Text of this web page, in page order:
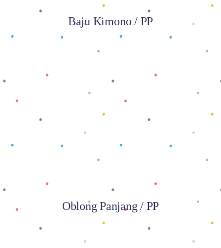
Baju Kimono / PP
Baca selengkapnya
Oblong Panjang / PP